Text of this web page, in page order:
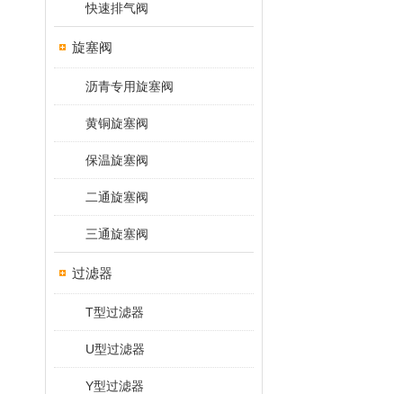
快速排气阀
旋塞阀
沥青专用旋塞阀
黄铜旋塞阀
保温旋塞阀
二通旋塞阀
三通旋塞阀
过滤器
T型过滤器
U型过滤器
Y型过滤器